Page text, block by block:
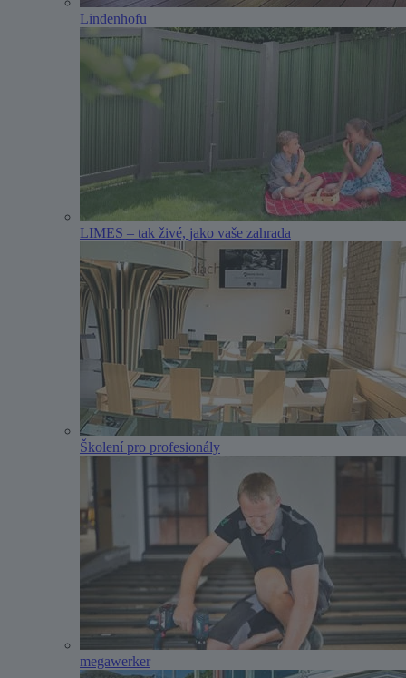
Lindenhofu
LIMES – tak živé, jako vaše zahrada
Školení pro profesionály
megawerker